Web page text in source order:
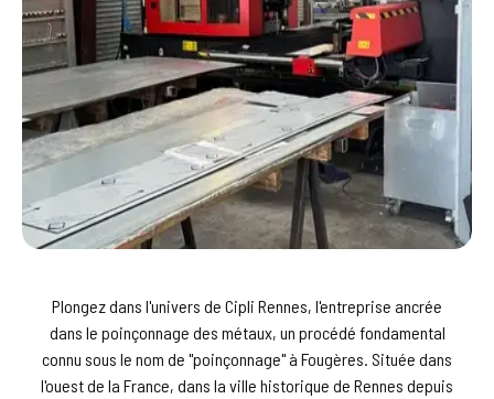
Plongez dans l'univers de Cipli Rennes, l'entreprise ancrée
dans le poinçonnage des métaux, un procédé fondamental
connu sous le nom de "poinçonnage" à Fougères. Située dans
l'ouest de la France, dans la ville historique de Rennes depuis